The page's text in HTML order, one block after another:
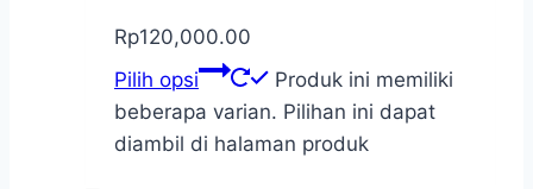
Rp120,000.00
Pilih opsi
Produk ini memiliki
beberapa varian. Pilihan ini dapat
diambil di halaman produk